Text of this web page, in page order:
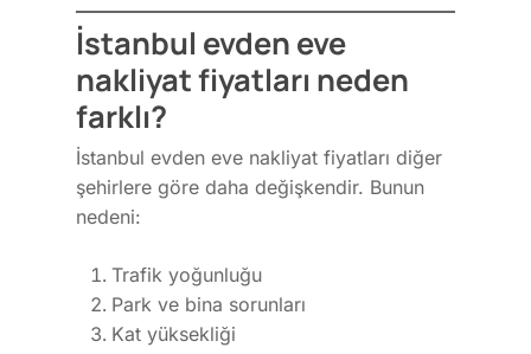
İstanbul evden eve
nakliyat fiyatları neden
farklı?
İstanbul evden eve nakliyat fiyatları diğer
şehirlere göre daha değişkendir. Bunun
nedeni:
Trafik yoğunluğu
Park ve bina sorunları
Kat yüksekliği
Anasayfa
Hizmetlerimiz
Para Kasası Taşıma
İletişim